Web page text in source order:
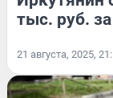
тыс. руб.
21 августа, 2025,